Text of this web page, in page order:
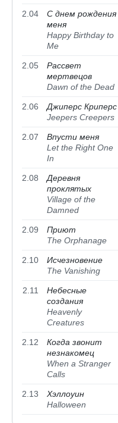
2.04
С днем рождения
меня
Happy Birthday to
Me
2.05
Рассвет
мертвецов
Dawn of the Dead
2.06
Джиперс Криперс
Jeepers Creepers
2.07
Впусти меня
Let the Right One
In
2.08
Деревня
проклятых
Village of the
Damned
2.09
Приют
The Orphanage
2.10
Исчезновение
The Vanishing
2.11
Небесные
создания
Heavenly
Creatures
2.12
Когда звонит
незнакомец
When a Stranger
Calls
2.13
Хэллоуин
Halloween